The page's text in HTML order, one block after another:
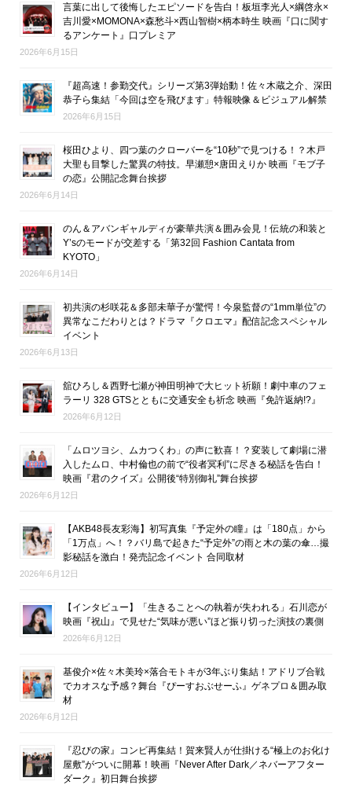
言葉に出して後悔したエピソードを告白！板垣李光人×綱啓永×
吉川愛×MOMONA×森愁斗×西山智樹×柄本時生 映画『口に関す
るアンケート』口プレミア
2026年6月15日
『超高速！参勤交代』シリーズ第3弾始動！佐々木蔵之介、深田
恭子ら集結「今回は空を飛びます」特報映像＆ビジュアル解禁
2026年6月15日
桜田ひより、四つ葉のクローバーを“10秒”で見つける！？木戸
大聖も目撃した驚異の特技。早瀬憩×唐田えりか 映画『モブ子
の恋』公開記念舞台挨拶
2026年6月14日
のん＆アバンギャルディが豪華共演＆囲み会見！伝統の和装と
Y’sのモードが交差する「第32回 Fashion Cantata from
KYOTO」
2026年6月14日
初共演の杉咲花＆多部未華子が驚愕！今泉監督の“1mm単位”の
異常なこだわりとは？ドラマ『クロエマ』配信記念スペシャル
イベント
2026年6月13日
舘ひろし＆西野七瀬が神田明神で大ヒット祈願！劇中車のフェ
ラーリ 328 GTSとともに交通安全も祈念 映画『免許返納!?』
2026年6月12日
「ムロツヨシ、ムカつくわ」の声に歓喜！？変装して劇場に潜
入したムロ、中村倫也の前で“役者冥利”に尽きる秘話を告白！
映画『君のクイズ』公開後“特別御礼”舞台挨拶
2026年6月12日
【AKB48長友彩海】初写真集『予定外の瞳』は「180点」から
「1万点」へ！？バリ島で起きた“予定外”の雨と木の葉の傘…撮
影秘話を激白！発売記念イベント 合同取材
2026年6月12日
【インタビュー】「生きることへの執着が失われる」石川恋が
映画『祝山』で見せた“気味が悪い”ほど振り切った演技の裏側
2026年6月12日
基俊介×佐々木美玲×落合モトキが3年ぶり集結！アドリブ合戦
でカオスな予感？舞台『ぴーすおぶせーふ』ゲネプロ＆囲み取
材
2026年6月12日
『忍びの家』コンビ再集結！賀来賢人が仕掛ける“極上のお化け
屋敷”がついに開幕！映画『Never After Dark／ネバーアフター
ダーク』初日舞台挨拶